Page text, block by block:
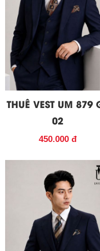
THUÊ VEST UM 879
02
450.000 đ